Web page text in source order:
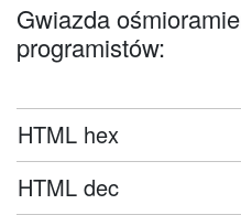
Gwiazda
programistów:
HTML hex
HTML dec